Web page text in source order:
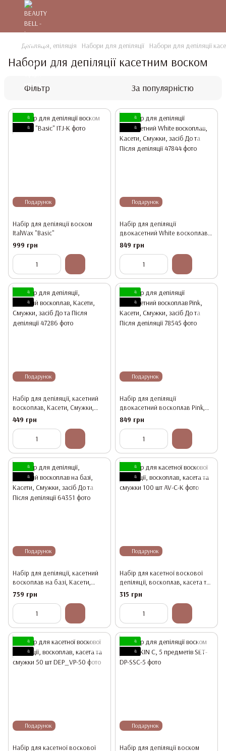
Депіляція, епіляція Набори для депіляції Набори для депіляції
Набори для депіляції касетним воском
Фільтр За популярністю
Подарунок
4
4
Набір для депіляції воском
ItalWax "Basic"
999 грн
Подарунок
4
4
Набір для депіляції
двокасетний White воскоплав,
Касети, Смужки, засіб До та
Після депіляції
849 грн
Подарунок
4
4
Набір для депіляції, касетний
воскоплав, Касети, Смужки,
засіб До та Після депіляції
449 грн
Подарунок
4
4
Набір для депіляції
двокасетний воскоплав Pink,
Касети, Смужки, засіб До та
Після депіляції
849 грн
Подарунок
4
4
Набір для депіляції, касетний
воскоплав на базі, Касети,
Смужки, засіб До та Після
депіляції
759 грн
Подарунок
4
4
Набір для касетної воскової
депіляції, воскоплав, касета та
смужки 100 шт
315 грн
Подарунок
4
4
Набір для касетної воскової
Подарунок
4
4
Набір для депіляції воском